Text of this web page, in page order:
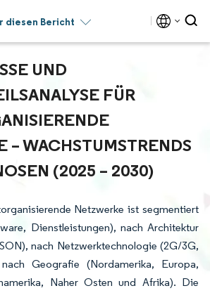
diesen Bericht
UND M
FÜR S
N
WACHSTUMSTRENDS U
(2025 – 2030)
Netzwerke ist segmentiert
Dienstleistungen), nach Architektur
nach Netzwerktechnologie (2G/3G,
Geografie (Nordamerika, Europa,
Naher Osten und Afrika). Die